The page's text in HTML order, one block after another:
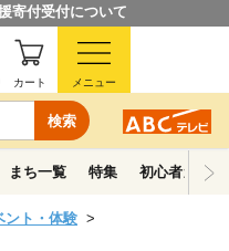
寄付受付について
検索
カート メニュー
まち一覧 特集 初心者ガイド
ント・体験